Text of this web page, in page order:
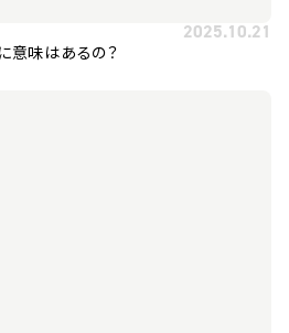
2025.10.21
意味はあるの？